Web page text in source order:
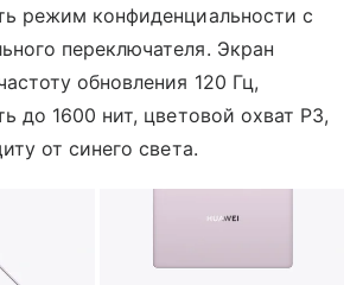
режим конфиденциальности с
переключателя. Экран
обновления 120 Гц,
до 1600 нит, цветовой охват P3,
от синего света.